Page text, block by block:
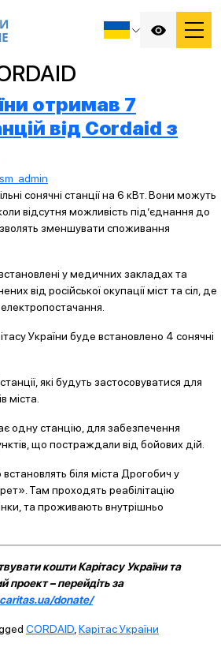
отримав 7
від Cordaid з
сонячні станції на 6 кВт. Вони можуть
відсутня можливість під’єднання до
зменшувати споживання
у медичних закладах та
від російської окупації міст та сіл, де
України буде встановлено 4 сонячні
які будуть застосовуватися для
міста.
одну станцію, для забезпечення
що постраждали від бойових дій.
біля міста Дрогобич у
Там проходять реабілітацію
та проживають внутрішньо
кошти Карітасу України та
проект – перейдіть за
donate/
CORDAID Карітас України